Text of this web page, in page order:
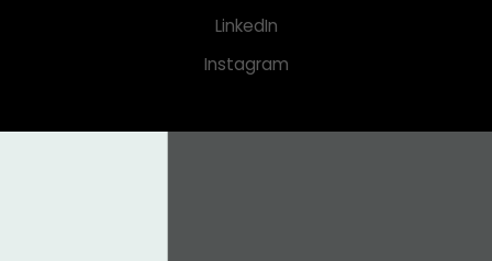
LinkedIn
Instagram